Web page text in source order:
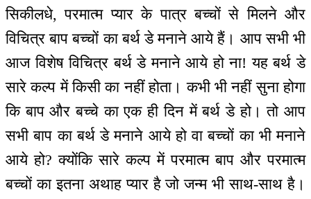
सिकीलधे, परमात्म प्यार के पात्र बच्चों से मिलने और
विचित्र बाप बच्चों का बर्थ डे मनाने आये हैं। आप सभी भी
आज विशेष विचित्र बर्थ डे मनाने आये हो ना! यह बर्थ डे
सारे कल्प में किसी का नहीं होता। कभी भी नहीं सुना होगा
कि बाप और बच्चे का एक ही दिन में बर्थ डे हो। तो आप
सभी बाप का बर्थ डे मनाने आये हो वा बच्चों का भी मनाने
आये हो? क्योंकि सारे कल्प में परमात्म बाप और परमात्म
बच्चों का इतना अथाह प्यार है जो जन्म भी साथ-साथ है।